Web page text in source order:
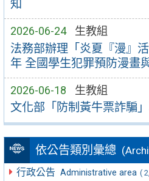
知
2026-06-24 生教組
法務部辦理「炎夏『漫』
年 全國學生犯罪預防漫畫
2026-06-18 生教組
文化部「防制黃牛票詐騙
依公告類別彙總
行政公告 Administrative area (